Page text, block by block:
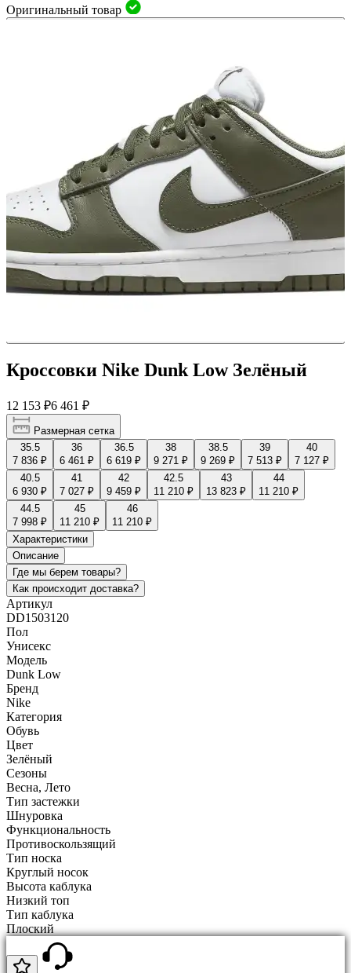
Оригинальный товар
Кроссовки Nike Dunk Low Зелёный
12 153 ₽6 461 ₽
Размерная сетка
35.5
7 836 ₽
36
6 461 ₽
36.5
6 619 ₽
38
9 271 ₽
38.5
9 269 ₽
39
7 513 ₽
40
7 127 ₽
40.5
6 930 ₽
41
7 027 ₽
42
9 459 ₽
42.5
11 210 ₽
43
13 823 ₽
44
11 210 ₽
44.5
7 998 ₽
45
11 210 ₽
46
11 210 ₽
Характеристики
Описание
Где мы берем товары?
Как происходит доставка?
Артикул
DD1503120
Пол
Унисекс
Модель
Dunk Low
Бренд
Nike
Категория
Обувь
Цвет
Зелёный
Сезоны
Весна, Лето
Тип застежки
Шнуровка
Функциональность
Противоскользящий
Тип носка
Круглый носок
Высота каблука
Низкий топ
Тип каблука
Плоский